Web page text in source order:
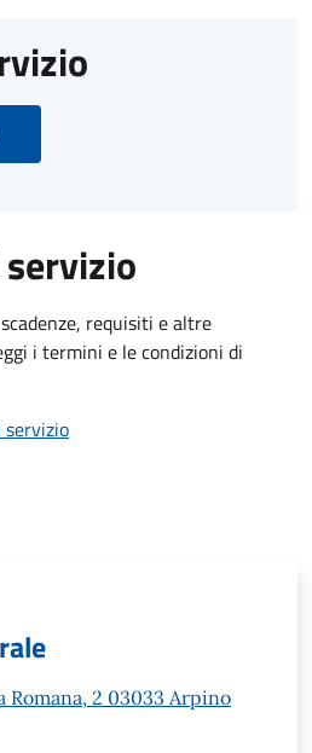
requisiti e altre
i termini e le condizioni di
servizio
Romana, 2 03033 Arpino